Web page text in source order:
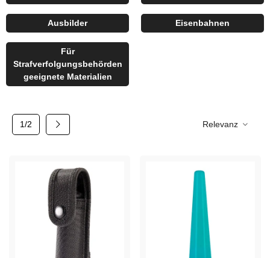
Ausbilder Eisenbahnen
Für
Strafverfolgungsbehörden
geeignete Materialien
Relevanz
1/2